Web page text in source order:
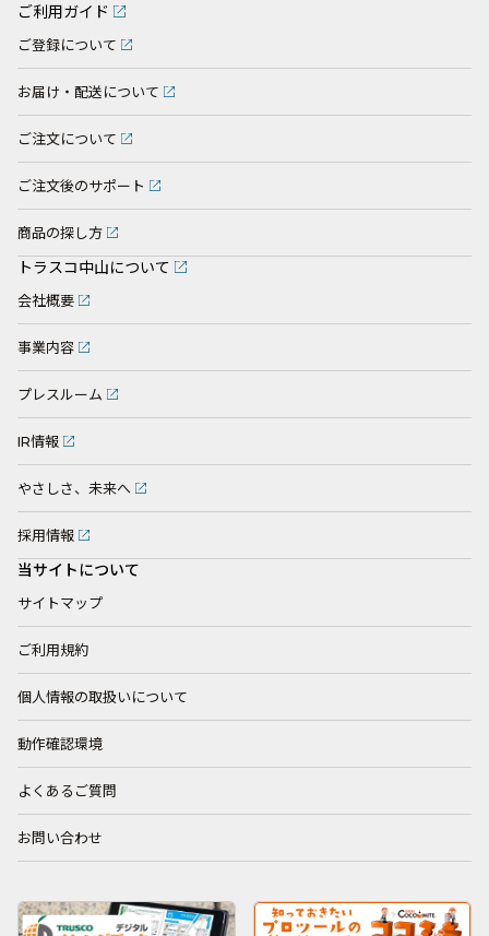
ご利用ガイド
ご登録について
お届け・配送について
ご注文について
ご注文後のサポート
商品の探し方
トラスコ中山について
会社概要
事業内容
プレスルーム
IR情報
やさしさ、未来へ
採用情報
当サイトについて
サイトマップ
ご利用規約
個人情報の取扱いについて
動作確認環境
よくあるご質問
お問い合わせ